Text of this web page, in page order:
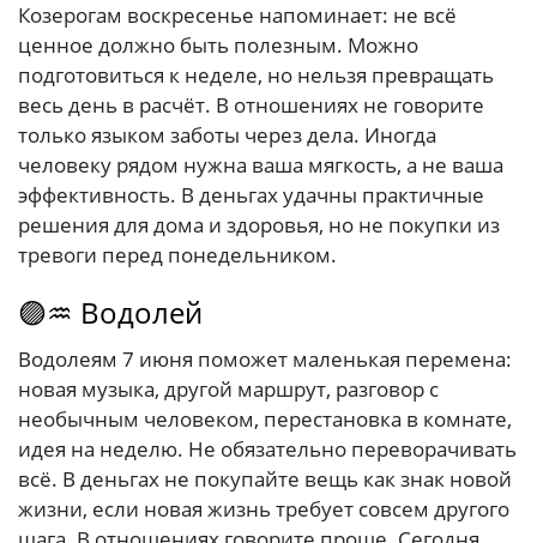
Козерогам воскресенье напоминает: не всё
ценное должно быть полезным. Можно
подготовиться к неделе, но нельзя превращать
весь день в расчёт. В отношениях не говорите
только языком заботы через дела. Иногда
человеку рядом нужна ваша мягкость, а не ваша
эффективность. В деньгах удачны практичные
решения для дома и здоровья, но не покупки из
тревоги перед понедельником.
🟣♒ Водолей
Водолеям 7 июня поможет маленькая перемена:
новая музыка, другой маршрут, разговор с
необычным человеком, перестановка в комнате,
идея на неделю. Не обязательно переворачивать
всё. В деньгах не покупайте вещь как знак новой
жизни, если новая жизнь требует совсем другого